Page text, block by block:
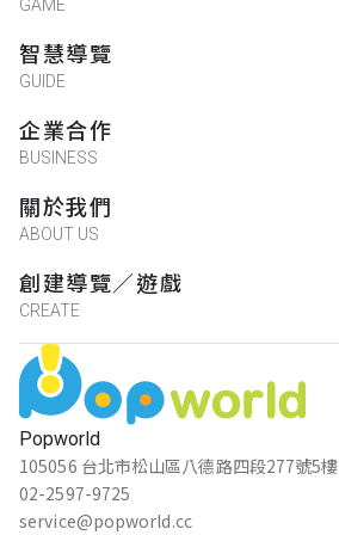
Popworld
105056 台北市松山區八德路四段277號5樓
02-2597-9725
service@popworld.cc
GAME
智慧導覽
GUIDE
企業合作
BUSINESS
關於我們
ABOUT US
創建導覽／遊戲
CREATE